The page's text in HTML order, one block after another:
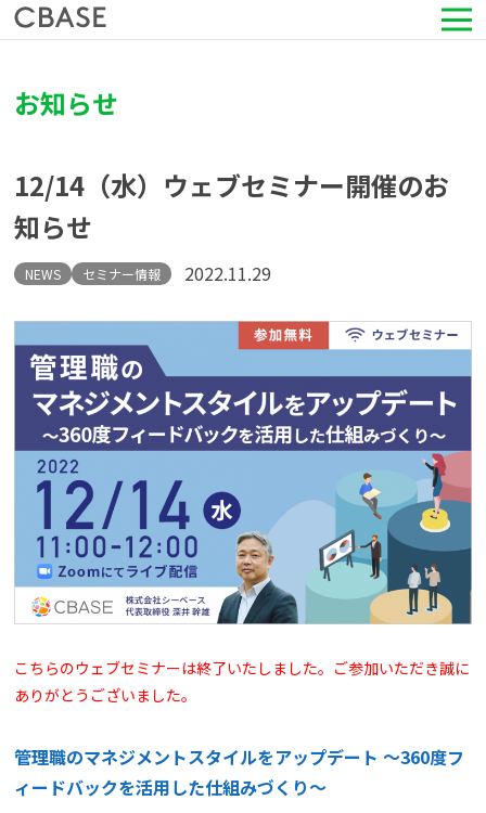
導入事例
セミナー情報
HRコラム
お知らせ
会社情報
よくある質問
資料請求(無料) お見積もり依頼
お知らせ
12/14（水）ウェブセミナー開催のお
知らせ
NEWS セミナー情報 2022.11.29
こちらのウェブセミナーは終了いたしました。ご参加いただき誠に
ありがとうございました。
管理職のマネジメントスタイルをアップデート ～360度フ
ィードバックを活用した仕組みづくり～